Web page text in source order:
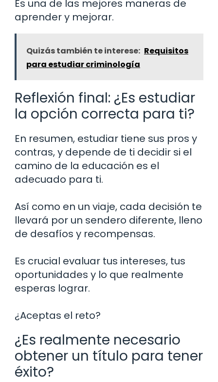
Es una de las mejores maneras de
aprender y mejorar.
Quizás también te interese: Requisitos
para estudiar criminología
Reflexión final: ¿Es estudiar
la opción correcta para ti?
En resumen, estudiar tiene sus pros y
contras, y depende de ti decidir si el
camino de la educación es el
adecuado para ti.
Así como en un viaje, cada decisión te
llevará por un sendero diferente, lleno
de desafíos y recompensas.
Es crucial evaluar tus intereses, tus
oportunidades y lo que realmente
esperas lograr.
¿Aceptas el reto?
¿Es realmente necesario
obtener un título para tener
éxito?